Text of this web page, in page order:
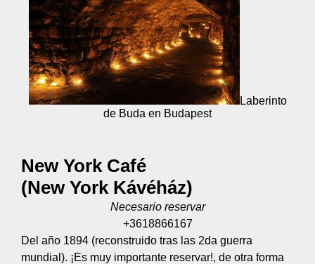
Laberinto
de Buda en Budapest
New York Café
(New York Kávéház)
Necesario reservar
+3618866167
Del año 1894 (reconstruido tras las 2da guerra
mundial). ¡Es muy importante reservar!, de otra forma